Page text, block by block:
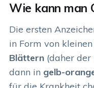
Wie kann man
Die ersten
in Form von kleinen
Blättern(daher der
dann in gelb-